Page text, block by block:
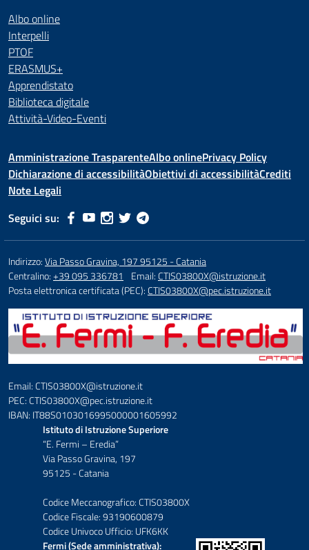
Albo online
Interpelli
PTOF
ERASMUS+
Apprendistato
Biblioteca digitale
Attività-Video-Eventi
Amministrazione TrasparenteAlbo onlinePrivacy Policy
Dichiarazione di accessibilitàObiettivi di accessibilitàCrediti
Note Legali
Seguici su:
Indirizzo:Via Passo Gravina, 197 95125 - Catania
Centralino:+39 095 336781 Email:CTIS03800X@istruzione.it
Posta elettronica certificata (PEC):CTIS03800X@pec.istruzione.it
Email: CTIS03800X@istruzione.it
PEC: CTIS03800X@pec.istruzione.it
IBAN: IT88S0103016995000001605992
Istituto di Istruzione Superiore
“E. Fermi – Eredia”
Via Passo Gravina, 197
95125 - Catania
Codice Meccanografico: CTIS03800X
Codice Fiscale: 93190600879
Codice Univoco Ufficio: UFK6KK
Fermi (Sede amministrativa):